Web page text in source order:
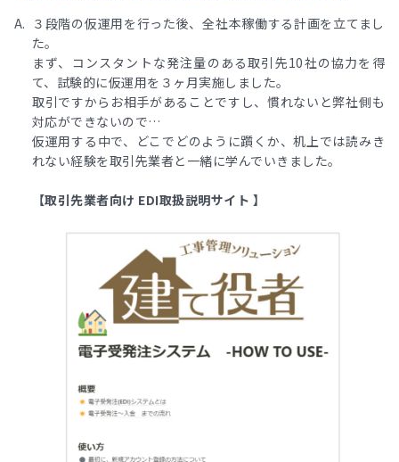
３段階の仮運用を行った後、全社本稼働する計画を立てまし
た。
まず、コンスタントな発注量のある取引先10社の協力を得
て、試験的に仮運用を３ヶ月実施しました。
取引ですからお相手があることですし、慣れないと弊社側も
対応ができないので…
仮運用する中で、どこでどのように躓くか、机上では読みき
れない経験を取引先業者と一緒に学んでいきました。
【取引先業者向け EDI取扱説明サイト 】